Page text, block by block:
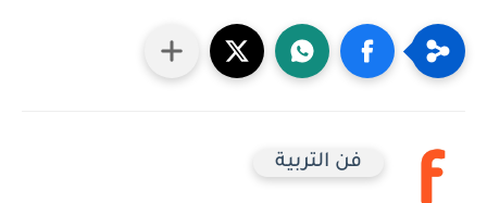
فن التربية